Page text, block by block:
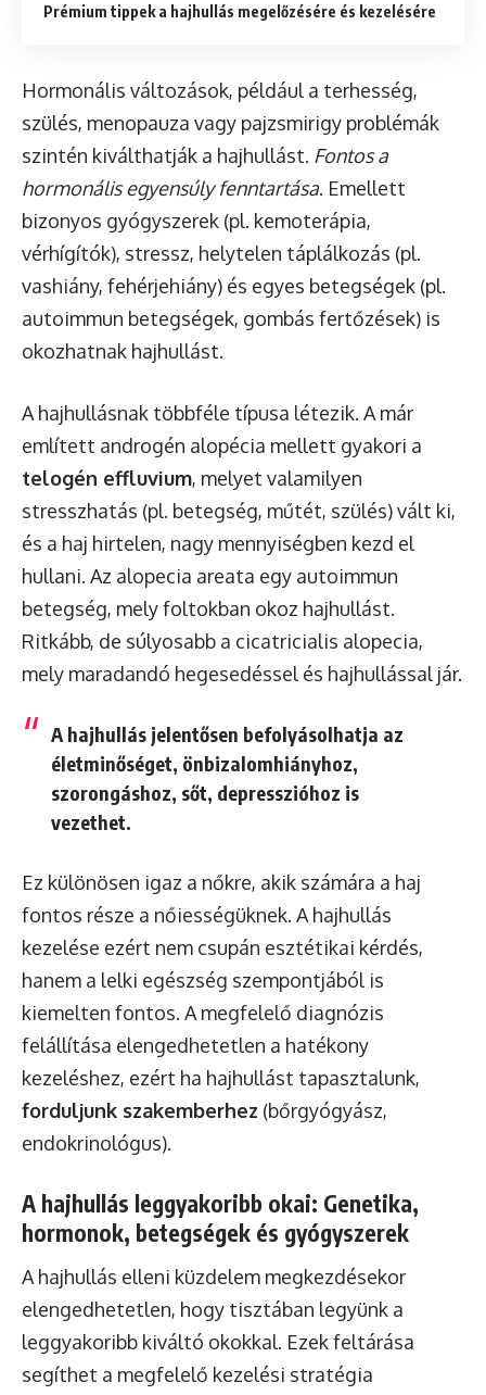
Prémium tippek a hajhullás megelőzésére és kezelésére
Hormonális változások, például a terhesség,
szülés, menopauza vagy pajzsmirigy problémák
szintén kiválthatják a hajhullást. Fontos a
hormonális egyensúly fenntartása. Emellett
bizonyos gyógyszerek (pl. kemoterápia,
vérhígítók), stressz, helytelen táplálkozás (pl.
vashiány, fehérjehiány) és egyes betegségek (pl.
autoimmun betegségek, gombás fertőzések) is
okozhatnak hajhullást.
A hajhullásnak többféle típusa létezik. A már
említett androgén alopécia mellett gyakori a
telogén effluvium, melyet valamilyen
stresszhatás (pl. betegség, műtét, szülés) vált ki,
és a haj hirtelen, nagy mennyiségben kezd el
hullani. Az alopecia areata egy autoimmun
betegség, mely foltokban okoz hajhullást.
Ritkább, de súlyosabb a cicatricialis alopecia,
mely maradandó hegesedéssel és hajhullással jár.
A hajhullás jelentősen befolyásolhatja az
életminőséget, önbizalomhiányhoz,
szorongáshoz, sőt, depresszióhoz is
vezethet.
Ez különösen igaz a nőkre, akik számára a haj
fontos része a nőiességüknek. A hajhullás
kezelése ezért nem csupán esztétikai kérdés,
hanem a lelki egészség szempontjából is
kiemelten fontos. A megfelelő diagnózis
felállítása elengedhetetlen a hatékony
kezeléshez, ezért ha hajhullást tapasztalunk,
forduljunk szakemberhez (bőrgyógyász,
endokrinológus).
A hajhullás leggyakoribb okai: Genetika,
hormonok, betegségek és gyógyszerek
A hajhullás elleni küzdelem megkezdésekor
elengedhetetlen, hogy tisztában legyünk a
leggyakoribb kiváltó okokkal. Ezek feltárása
segíthet a megfelelő kezelési stratégia